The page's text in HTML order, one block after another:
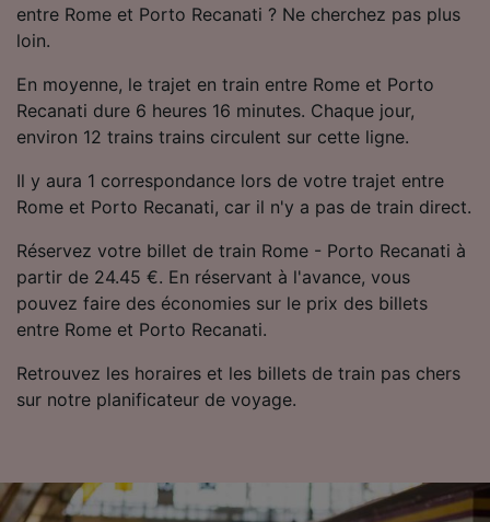
entre Rome et Porto Recanati ? Ne cherchez pas plus
loin.
En moyenne, le trajet en train entre Rome et Porto
Recanati dure 6 heures 16 minutes. Chaque jour,
environ 12 trains trains circulent sur cette ligne.
Il y aura 1 correspondance lors de votre trajet entre
Rome et Porto Recanati, car il n'y a pas de train direct.
Réservez votre billet de train Rome - Porto Recanati à
partir de 24.45 €. En réservant à l'avance, vous
pouvez faire des économies sur le prix des billets
entre Rome et Porto Recanati.
Retrouvez les horaires et les billets de train pas chers
sur notre planificateur de voyage.
Utiliser des données de géolocalisation
l’identification. Stocker et/ou accéder à des
informations sur un appareil. Publicités et
contenu personnalisés, mesure de
performance des publicités et du contenu,
études d’audience et développement de
services.